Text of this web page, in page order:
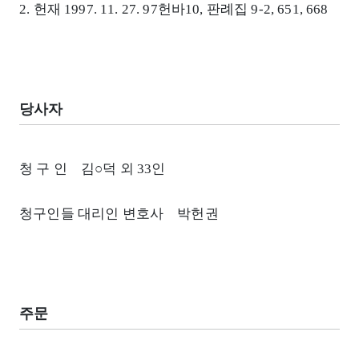
2. 헌재 1997. 11. 27. 97헌바10, 판례집 9-2, 651, 668
당사자
청 구 인 김○덕 외 33인
청구인들 대리인 변호사 박헌권
주문